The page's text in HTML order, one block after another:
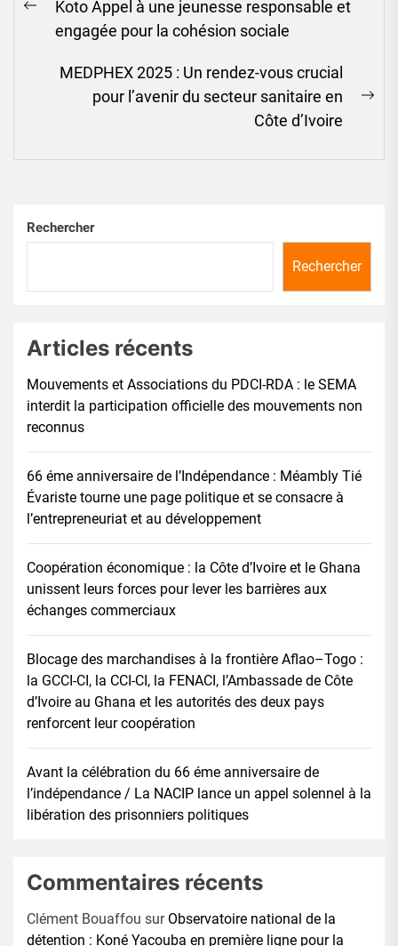
l’article
Previous
post:
Koto Appel à une jeunesse responsable et
engagée pour la cohésion sociale
MEDPHEX 2025 : Un rendez-vous crucial
pour l’avenir du secteur sanitaire en
Côte d’Ivoire
Rechercher
Rechercher
Articles récents
Mouvements et Associations du PDCI-RDA : le SEMA
interdit la participation officielle des mouvements non
reconnus
66 éme anniversaire de l’Indépendance : Méambly Tié
Évariste tourne une page politique et se consacre à
l’entrepreneuriat et au développement
Coopération économique : la Côte d’Ivoire et le Ghana
unissent leurs forces pour lever les barrières aux
échanges commerciaux
Blocage des marchandises à la frontière Aflao–Togo :
la GCCI-CI, la CCI-CI, la FENACI, l’Ambassade de Côte
d’Ivoire au Ghana et les autorités des deux pays
renforcent leur coopération
Avant la célébration du 66 éme anniversaire de
l’indépendance / La NACIP lance un appel solennel à la
libération des prisonniers politiques
Commentaires récents
Clément Bouaffou sur Observatoire national de la
détention : Koné Yacouba en première ligne pour la